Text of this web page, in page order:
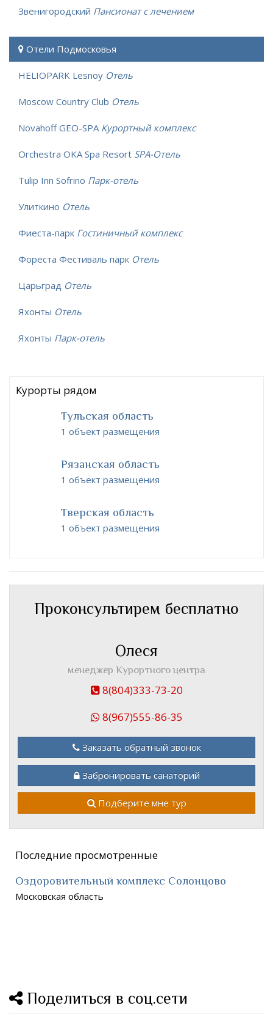
Звенигородский Пансионат с лечением
Отели Подмосковья
HELIOPARK Lesnoy Отель
Moscow Country Club Отель
Novahoff GEO-SPA Курортный комплекс
Orchestra OKA Spa Resort SPA-Отель
Tulip Inn Sofrino Парк-отель
Улиткино Отель
Фиеста-парк Гостиничный комплекс
Фореста Фестиваль парк Отель
Царьград Отель
Яхонты Отель
Яхонты Парк-отель
Курорты рядом
Тульская область
1 объект размещения
Рязанская область
1 объект размещения
Тверская область
1 объект размещения
Проконсультирем бесплатно
Олеся
менеджер Курортного центра
8(804)333-73-20
8(967)555-86-35
Заказать обратный звонок
Забронировать санаторий
Подберите мне тур
Последние просмотренные
Оздоровительный комплекс Солонцово
Московская область
Поделиться в соц.сети